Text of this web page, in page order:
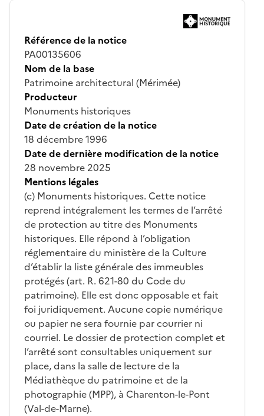
Référence de la notice
PA00135606
Nom de la base
Patrimoine architectural (Mérimée)
Producteur
Monuments historiques
Date de création de la notice
18 décembre 1996
Date de dernière modification de la notice
28 novembre 2025
Mentions légales
(c) Monuments historiques. Cette notice
reprend intégralement les termes de l’arrêté
de protection au titre des Monuments
historiques. Elle répond à l’obligation
réglementaire du ministère de la Culture
d’établir la liste générale des immeubles
protégés (art. R. 621-80 du Code du
patrimoine). Elle est donc opposable et fait
foi juridiquement. Aucune copie numérique
ou papier ne sera fournie par courrier ni
courriel. Le dossier de protection complet et
l’arrêté sont consultables uniquement sur
place, dans la salle de lecture de la
Médiathèque du patrimoine et de la
photographie (MPP), à Charenton-le-Pont
(Val-de-Marne).